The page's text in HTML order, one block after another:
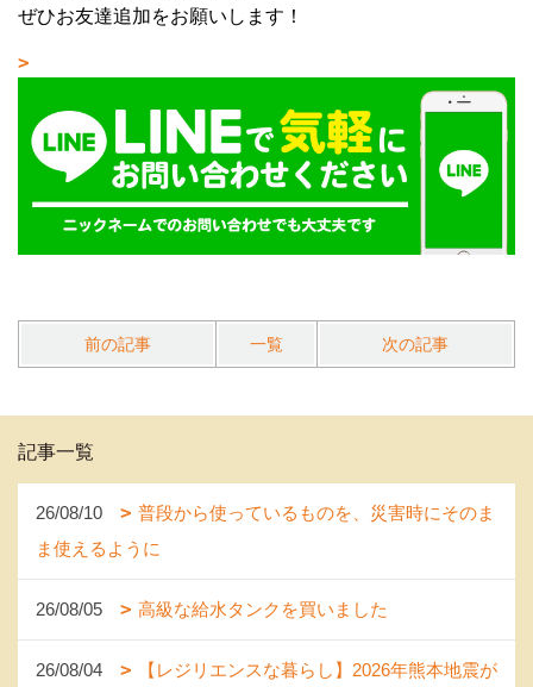
ぜひお友達追加をお願いします！
前の記事 一覧 次の記事
記事一覧
26/08/10
普段から使っているものを、災害時にそのま
ま使えるように
26/08/05 高級な給水タンクを買いました
26/08/04
【レジリエンスな暮らし】2026年熊本地震が